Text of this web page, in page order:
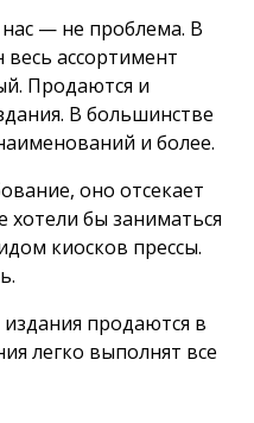
— не проблема. В
весь ассортимент
Продаются и
В большинстве
и более.
оно отсекает
бы заниматься
киосков прессы.
продаются в
легко выполнят все